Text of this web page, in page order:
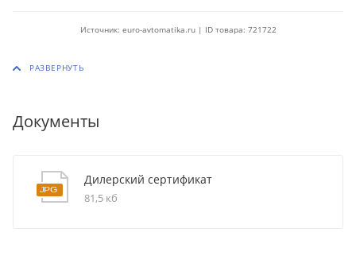
Источник: euro-avtomatika.ru | ID товара: 721722
Документы
Дилерский сертификат
81,5 кб